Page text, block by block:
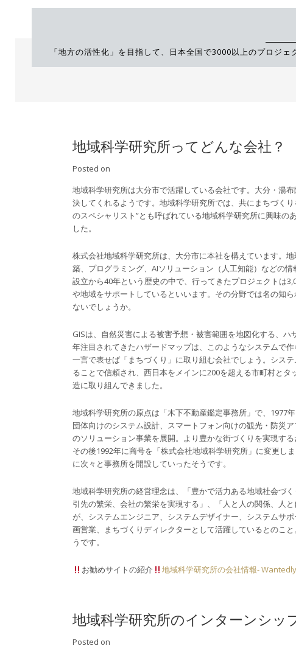
「地方の活性化」を目指して、日本全国で3000以上のプロジ
地域科学研究所ってどんな会社？
Posted on
地域科学研究所は大分市で活躍している会社です。大分・湯
決してくれるようです。地域科学研究所では、共にまちづく
のスペシャリスト”とも呼ばれている地域科学研究所に興味
した。
株式会社地域科学研究所は、大分市に本社を構えています。
築、プログラミング、AIソリューション（人工知能）などの
設立から40年という歴史の中で、行ってきたプロジェクトは
や地域をサポートしているといいます。その分野では名の知
ないでしょうか。
GISは、自然災害による被害予想・被害範囲を地図化する、
年注目されてきたハザードマップは、このようなシステムで作
一言で表せば「まちづくり」に取り組む会社でしょう。シス
ることで信頼され、西日本をメインに200を超える市町村と
造に取り組んできました。
地域科学研究所の原点は「木下不動産鑑定事務所」で、1977
団体向けのシステム設計、スマートフォン向けの観光・防災
のソリューション事業を展開。より豊かな街づくりを実現す
その後1992年に商号を「株式会社地域科学研究所」に変更し
に次々と事務所を開設していったそうです。
地域科学研究所の経営理念は、「豊かで活力ある地域社会づ
引先の繁栄、会社の繁栄を実現する」、「人と人の関係、人
が、システムエンジニア、システムデザイナー、システムサ
画営業、まちづくりディレクターとして活躍しているとのこ
うです。
お勧めサイトの紹介 地域科学研究所の会社情報- Wantedly
地域科学研究所のインターンシッ
Posted on